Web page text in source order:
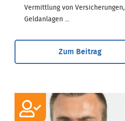
Vermittlung von Versicherungen,
Geldanlagen ...
Zum Beitrag